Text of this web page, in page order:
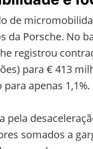
de
da Porsche. No
registrou
para € 413
apenas 1,1%.
pela
somados a